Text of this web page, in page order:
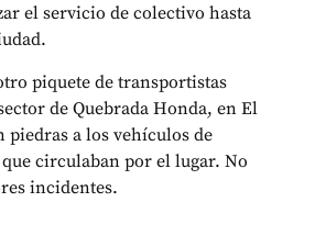
el servicio de colectivo hasta
piquete de transportistas
de Quebrada Honda, en El
piedras a los vehículos de
circulaban por el lugar. No
incidentes.